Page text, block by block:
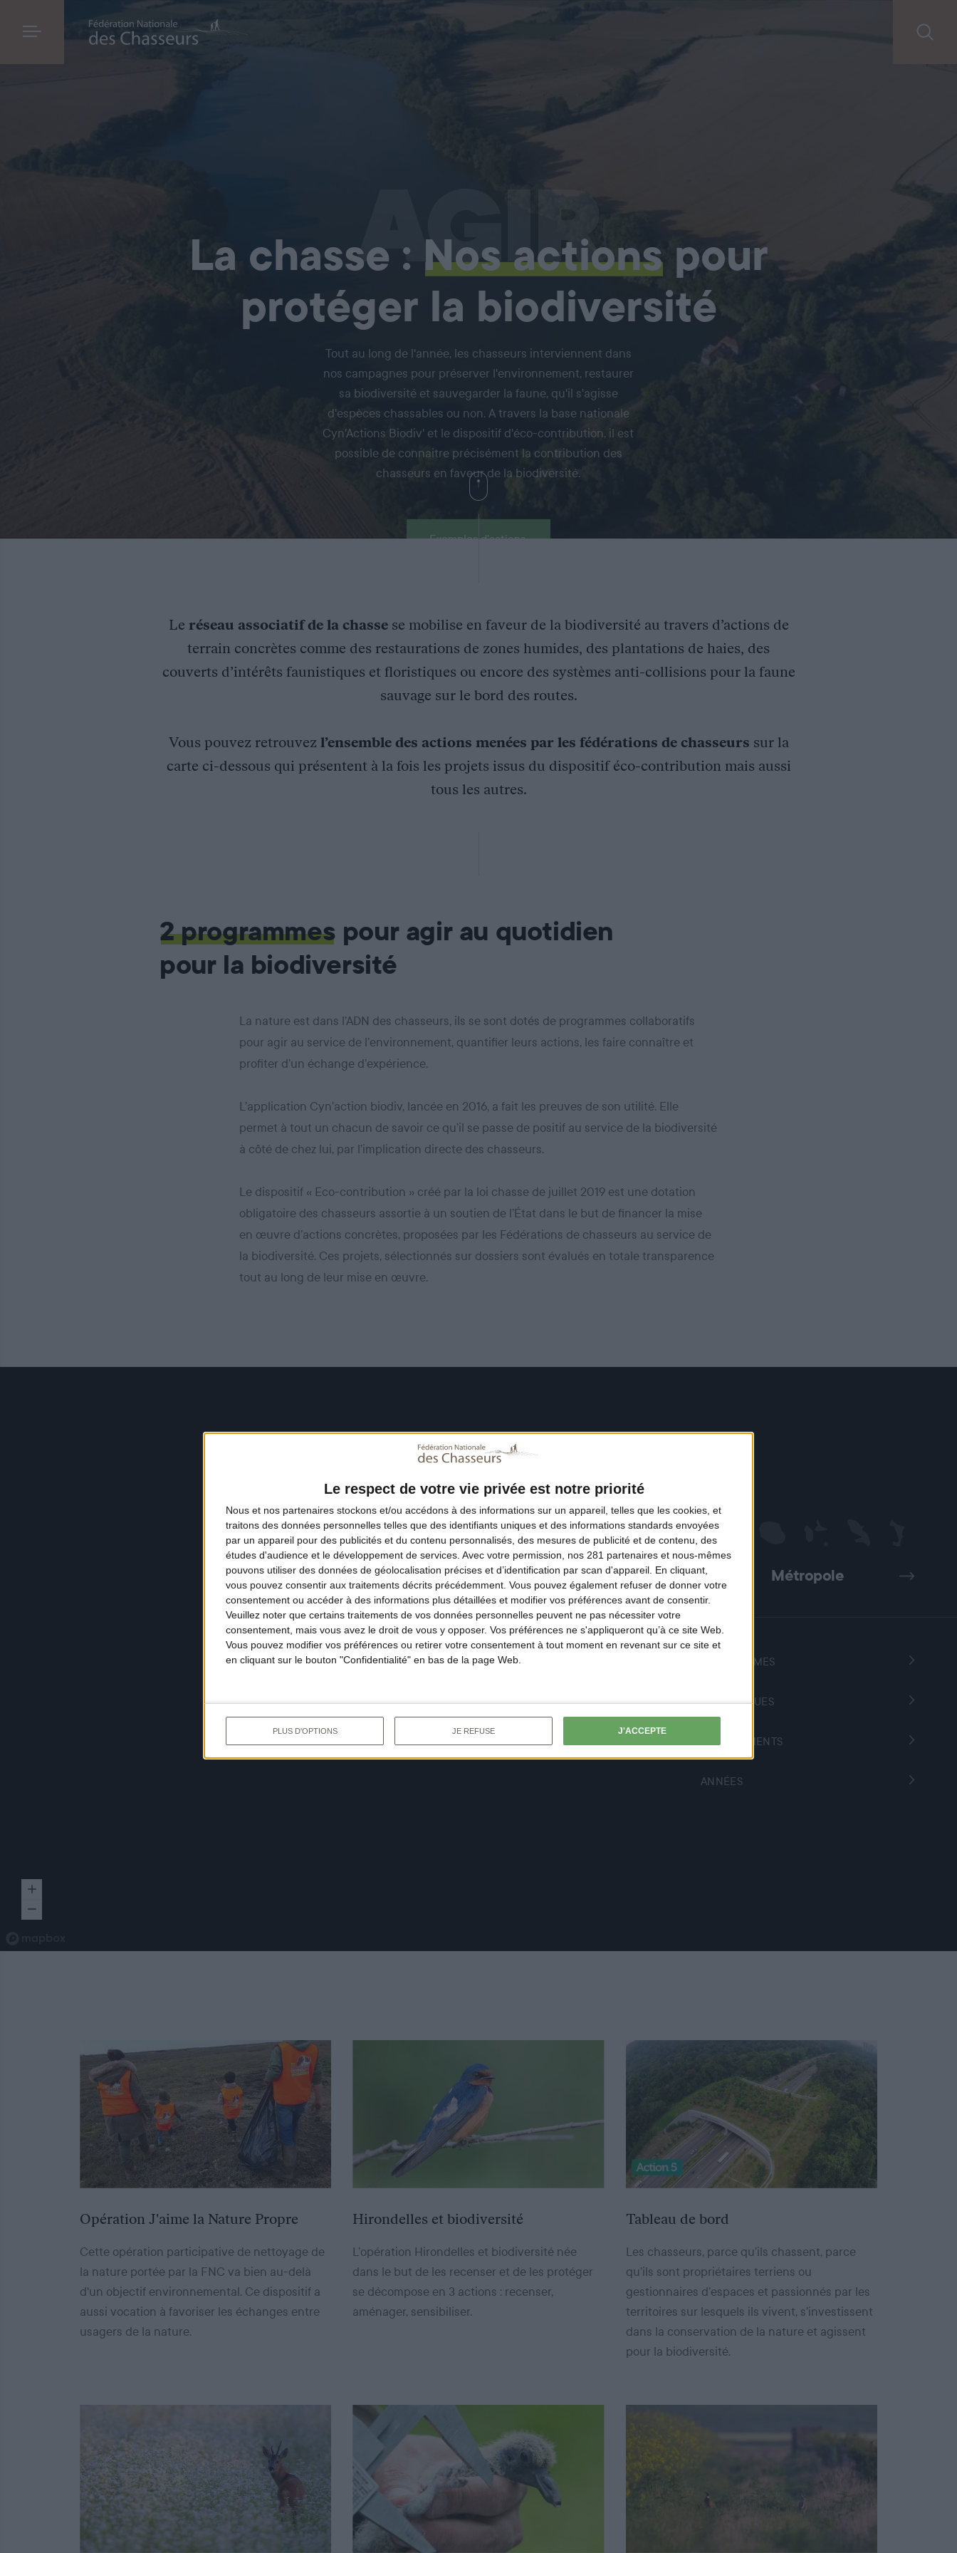
Le respect de votre vie privée est notre priorité
Nous et nos partenaires stockons et/ou accédons à des informations sur un appareil, telles que les cookies, et
traitons des données personnelles telles que des identifiants uniques et des informations standards envoyées
par un appareil pour des publicités et du contenu personnalisés, des mesures de publicité et de contenu, des
études d'audience et le développement de services. Avec votre permission, nos 281 partenaires et nous-mêmes
pouvons utiliser des données de géolocalisation précises et d’identification par scan d'appareil. En cliquant,
vous pouvez consentir aux traitements décrits précédemment. Vous pouvez également refuser de donner votre
consentement ou accéder à des informations plus détaillées et modifier vos préférences avant de consentir.
Veuillez noter que certains traitements de vos données personnelles peuvent ne pas nécessiter votre
consentement, mais vous avez le droit de vous y opposer. Vos préférences ne s'appliqueront qu’à ce site Web.
Vous pouvez modifier vos préférences ou retirer votre consentement à tout moment en revenant sur ce site et
en cliquant sur le bouton "Confidentialité" en bas de la page Web.
PLUS D'OPTIONS JE REFUSE J'ACCEPTE
AGIR
La chasse : Nos actionspour
protéger la biodiversité
Tout au long de l'année, les chasseurs interviennent dans
nos campagnes pour préserver l'environnement, restaurer
sa biodiversité et sauvegarder la faune, qu'il s'agisse
d'espèces chassables ou non. A travers la base nationale
Cyn'Actions Biodiv' et le dispositif d'éco-contribution, il est
possible de connaitre précisément la contribution des
chasseurs en faveur de la biodiversité.
Exemples d'actions
Le réseau associatif de la chassese mobilise en faveur de la biodiversité au travers d’actions de
terrain concrètes comme des restaurations de zones humides, des plantations de haies, des
couverts d’intérêts faunistiques et floristiques ou encore des systèmes anti-collisions pour la faune
sauvage sur le bord des routes.
Vous pouvez retrouvez l’ensemble des actions menées par les fédérations de chasseurs sur la
carte ci-dessous qui présentent à la fois les projets issus du dispositif éco-contribution mais aussi
tous les autres.
2 programmes pour agir au quotidien
pour la biodiversité
La nature est dans l’ADN des chasseurs, ils se sont dotés de programmes collaboratifs
pour agir au service de l’environnement, quantifier leurs actions, les faire connaître et
profiter d’un échange d’expérience.
L’application Cyn’action biodiv, lancée en 2016, a fait les preuves de son utilité. Elle
permet à tout un chacun de savoir ce qu’il se passe de positif au service de la biodiversité
à côté de chez lui, par l’implication directe des chasseurs.
Le dispositif « Eco-contribution » créé par la loi chasse de juillet 2019 est une dotation
obligatoire des chasseurs assortie à un soutien de l’État dans le but de financer la mise
en œuvre d’actions concrètes, proposées par les Fédérations de chasseurs au service de
la biodiversité. Ces projets, sélectionnés sur dossiers sont évalués en totale transparence
tout au long de leur mise en œuvre.
Précédent Métropole Suivant
PROGRAMMES
THÉMATIQUES
DÉPARTEMENTS
ANNÉES
Opération J'aime la Nature Propre
Cette opération participative de nettoyage de
la nature portée par la FNC va bien au-delà
d'un objectif environnemental. Ce dispositif a
aussi vocation à favoriser les échanges entre
usagers de la nature.
Hirondelles et biodiversité
L’opération Hirondelles et biodiversité née
dans le but de les recenser et de les protéger
se décompose en 3 actions : recenser,
aménager, sensibiliser.
Tableau de bord
Les chasseurs, parce qu’ils chassent, parce
qu’ils sont propriétaires terriens ou
gestionnaires d’espaces et passionnés par les
territoires sur lesquels ils vivent, s’investissent
dans la conservation de la nature et agissent
pour la biodiversité.